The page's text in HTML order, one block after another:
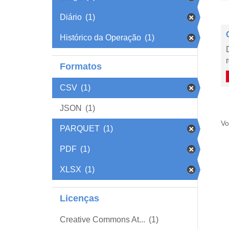
Diário (1)
Histórico da Operação (1)
Formatos
CSV (1)
JSON (1)
PARQUET (1)
PDF (1)
XLSX (1)
Licenças
Creative Commons At... (1)